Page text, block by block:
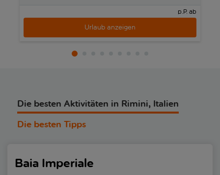
p.P. ab
Urlaub anzeigen
Die besten Aktivitäten in Rimini, Italien
Die besten Tipps
Baia Imperiale